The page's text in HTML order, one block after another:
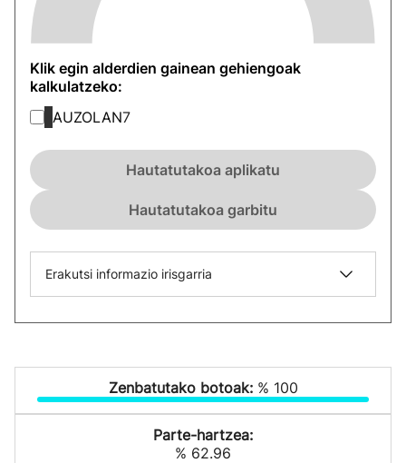
Klik egin alderdien gainean gehiengoak
kalkulatzeko:
AUZOLAN7
Hautatutakoa aplikatu
Hautatutakoa garbitu
Erakutsi informazio irisgarria
Zenbatutako botoak: % 100
Parte-hartzea:
% 62.96